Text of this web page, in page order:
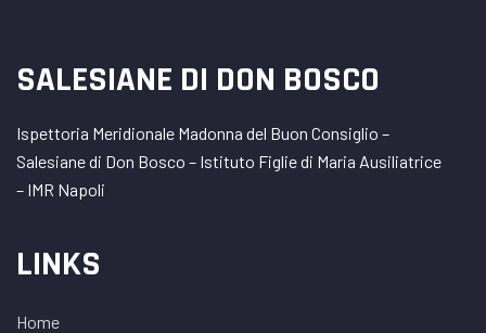
SALESIANE DI DON BOSCO
Ispettoria Meridionale Madonna del Buon Consiglio –
Salesiane di Don Bosco – Istituto Figlie di Maria Ausiliatrice
– IMR Napoli
LINKS
Home